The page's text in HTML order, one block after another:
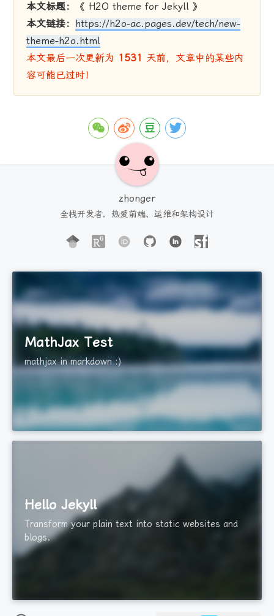
本文标题：
《 H2O theme for Jekyll 》
本文链接：
https://h2o-ac.pages.dev/tech/new-
theme-h2o.html
本文最后一次更新为 1531 天前，文章中的某些内
容可能已过时！
zhonger
全栈开发者，热爱前端、运维和架构设计
MathJax Test
mathjax in markdown :)
Hello Jekyll
Transform your plain text into static websites and
blogs.